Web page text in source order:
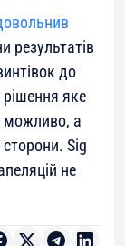
результатів
до
яке
можливо, а
Sig
не